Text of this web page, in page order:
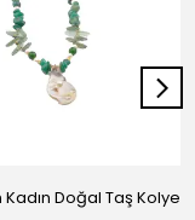
Kadın Doğal Taş Kolye